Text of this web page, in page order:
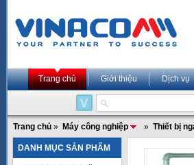
Trang chủ Giới thiệu Dịch vụ
Trang chủ » Máy công nghiệp » Thiết bị
DANH MỤC SẢN PHẨM